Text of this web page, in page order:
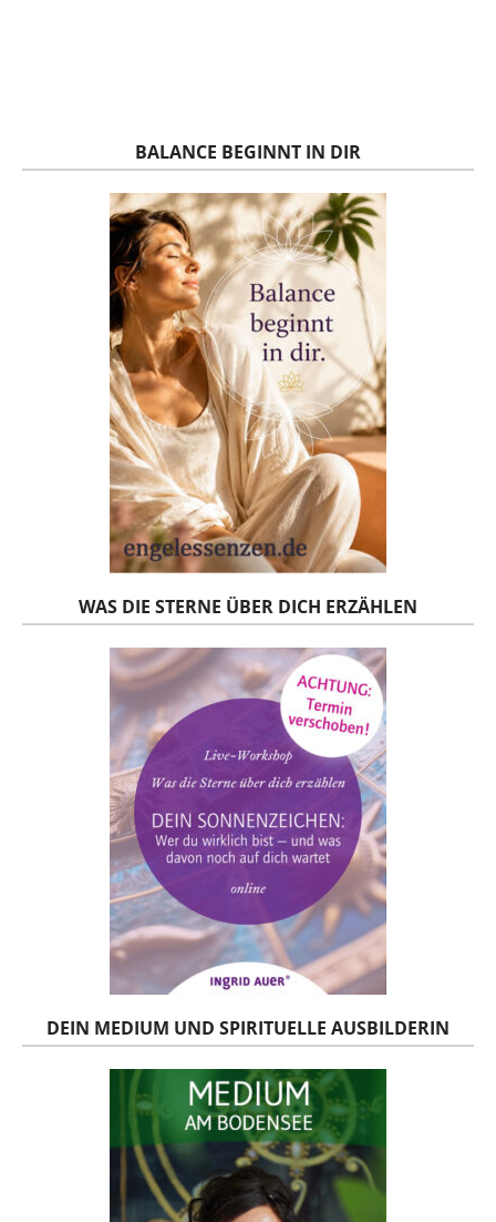
BALANCE BEGINNT IN DIR
WAS DIE STERNE ÜBER DICH ERZÄHLEN
DEIN MEDIUM UND SPIRITUELLE AUSBILDERIN